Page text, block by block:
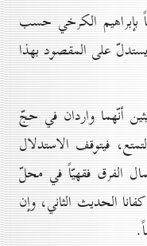
بإبراهيم الكرخي حسب
على المقصود بهذا
أنّهما واردان في حجّ
فيتوقف الاستدلال
الفرق فقهيّاً في محلّ
الحديث الثاني، وإن